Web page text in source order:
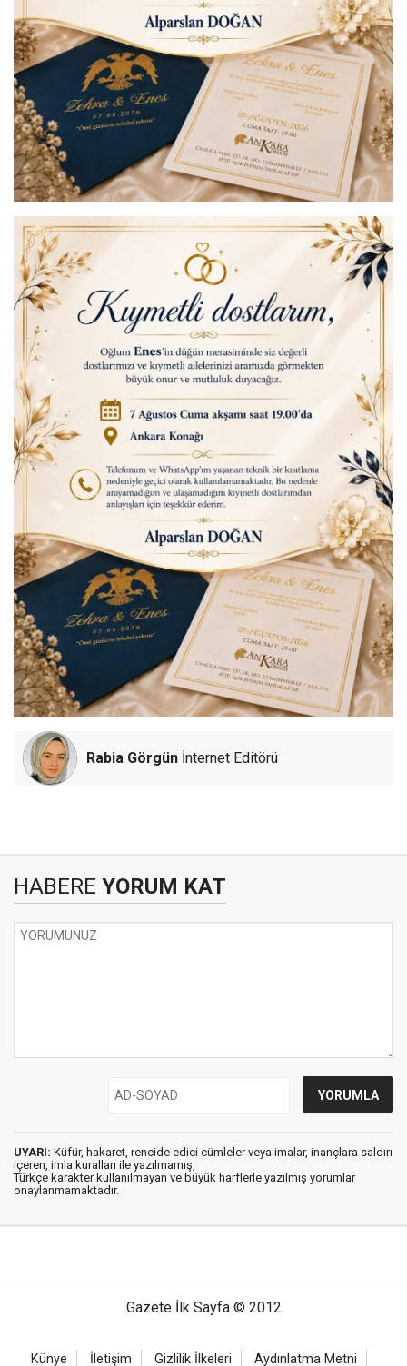
Rabia Görgün İnternet Editörü
HABERE YORUM KAT
UYARI: Küfür, hakaret, rencide edici cümleler veya imalar, inançlara saldırı
içeren, imla kuralları ile yazılmamış,
Türkçe karakter kullanılmayan ve büyük harflerle yazılmış yorumlar
onaylanmamaktadır.
Gazete İlk Sayfa © 2012
Künye İletişim Gizlilik İlkeleri Aydınlatma Metni